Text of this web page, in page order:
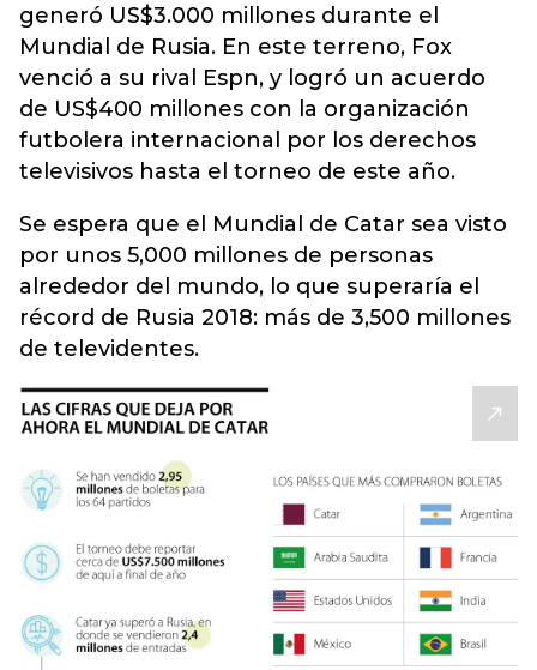
generó US$3.000 millones durante el
Mundial de Rusia. En este terreno, Fox
venció a su rival Espn, y logró un acuerdo
de US$400 millones con la organización
futbolera internacional por los derechos
televisivos hasta el torneo de este año.
Se espera que el Mundial de Catar sea visto
por unos 5,000 millones de personas
alrededor del mundo, lo que superaría el
récord de Rusia 2018: más de 3,500 millones
de televidentes.